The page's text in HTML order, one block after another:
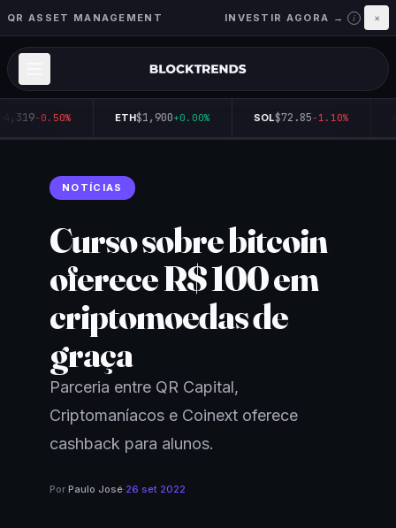
QR ASSET MANAGEMENT INVESTIR AGORA → i ×
-0.50% ETH$1,900+0.00% SOL$72.85-1.10%
NOTÍCIAS
Curso sobre bitcoin
oferece R$ 100 em
criptomoedas de
graça
Parceria entre QR Capital,
Criptomaníacos e Coinext oferece
cashback para alunos.
Por Paulo José·26 set 2022